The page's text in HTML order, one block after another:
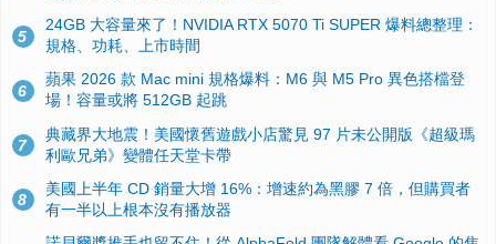
5
24GB 大容量來了！NVIDIA RTX 5070 Ti SUPER 爆料總整理：
規格、功耗、上市時間
6
蘋果 2026 款 Mac mini 規格爆料：M6 與 M5 Pro 異色搭檔登
場！容量或將 512GB 起跳
7
典藏界大地震！美國懷舊遊戲小店驚見 97 片未公開版《超級瑪
利歐兄弟》變體任天堂卡帶
8
美國上半年 CD 銷量大增 16%：增速約為黑膠 7 倍，但購買者
有一半以上根本沒有播放器